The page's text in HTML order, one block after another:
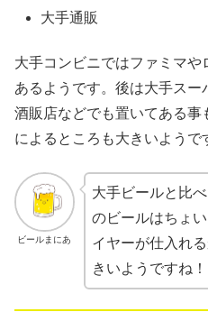
大手通販
大手コンビニではファミマ
あるようです。後は大手ス
酒販店などでも置いてある
によるところも大きいようで
ビールまにあ
大手ビールと比
のビールはちょ
イヤーが仕入れ
きいようですね！